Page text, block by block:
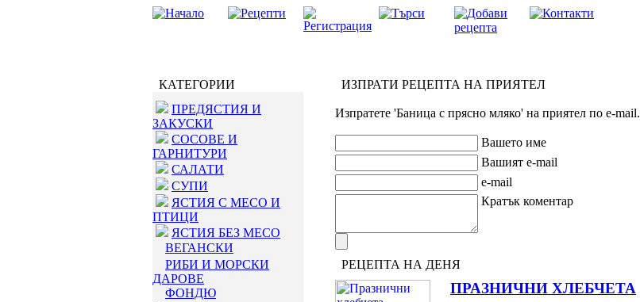
КАТЕГОРИИ
ПРЕДЯСТИЯ И
ЗАКУСКИ
СОСОВЕ И
ГАРНИТУРИ
САЛАТИ
СУПИ
ЯСТИЯ С МЕСО И
ПТИЦИ
ЯСТИЯ БЕЗ МЕСО
ВЕГАНСКИ
РИБИ И МОРСКИ
ДАРОВЕ
ФОНДЮ
ИЗПРАТИ РЕЦЕПТА НА ПРИЯТЕЛ
Изпратете 'Баница с прясно мляко' на приятел по e-mail.
Вашето име
Вашият e-mail
e-mail
Кратък коментар
РЕЦЕПТА НА ДЕНЯ
ПРАЗНИЧНИ ХЛЕБЧЕТА